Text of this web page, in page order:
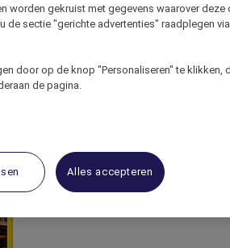
worden gekruist met gegevens waarover deze
de sectie "gerichte advertenties" raadplegen
door op de knop "Personaliseren" te klikken,
de pagina.
Alles accepteren